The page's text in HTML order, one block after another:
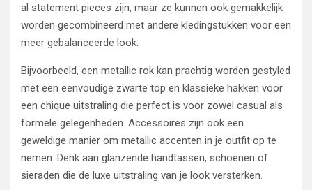
al statement pieces zijn, maar ze kunnen ook gemakkelijk
worden gecombineerd met andere kledingstukken voor een
meer gebalanceerde look.
Bijvoorbeeld, een metallic rok kan prachtig worden gestyled
met een eenvoudige zwarte top en klassieke hakken voor
een chique uitstraling die perfect is voor zowel casual als
formele gelegenheden. Accessoires zijn ook een
geweldige manier om metallic accenten in je outfit op te
nemen. Denk aan glanzende handtassen, schoenen of
sieraden die de luxe uitstraling van je look versterken.